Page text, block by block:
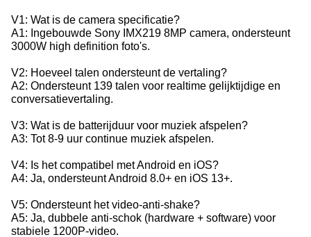
V1: Wat is de camera specificatie?
A1: Ingebouwde Sony IMX219 8MP camera, ondersteunt
3000W high definition foto's.
V2: Hoeveel talen ondersteunt de vertaling?
A2: Ondersteunt 139 talen voor realtime gelijktijdige en
conversatievertaling.
V3: Wat is de batterijduur voor muziek afspelen?
A3: Tot 8-9 uur continue muziek afspelen.
V4: Is het compatibel met Android en iOS?
A4: Ja, ondersteunt Android 8.0+ en iOS 13+.
V5: Ondersteunt het video-anti-shake?
A5: Ja, dubbele anti-schok (hardware + software) voor
stabiele 1200P-video.